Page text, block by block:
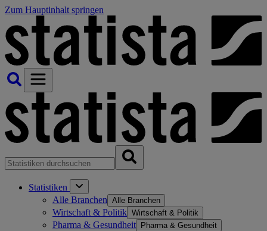
Zum Hauptinhalt springen
Statistiken
Alle Branchen Alle Branchen
Wirtschaft & Politik Wirtschaft & Politik
Pharma & Gesundheit Pharma & Gesundheit